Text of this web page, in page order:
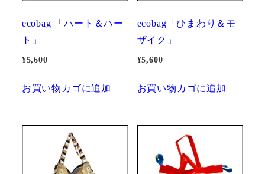
ecobag 「ハート＆ハー
ト」
¥5,600
お買い物カゴに追加
ecobag「ひまわり＆モ
ザイク」
¥5,600
お買い物カゴに追加